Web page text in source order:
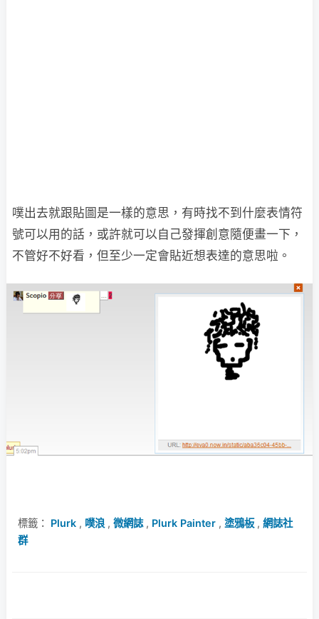
噗出去就跟貼圖是一樣的意思，有時找不到什麼表情符
號可以用的話，或許就可以自己發揮創意隨便畫一下，
不管好不好看，但至少一定會貼近想表達的意思啦。
標籤： Plurk , 噗浪 , 微網誌, Plurk Painter , 塗鴉板, 網誌社
群